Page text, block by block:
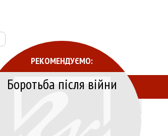
РЕКОМЕНДУЄМО:
Боротьба після війни